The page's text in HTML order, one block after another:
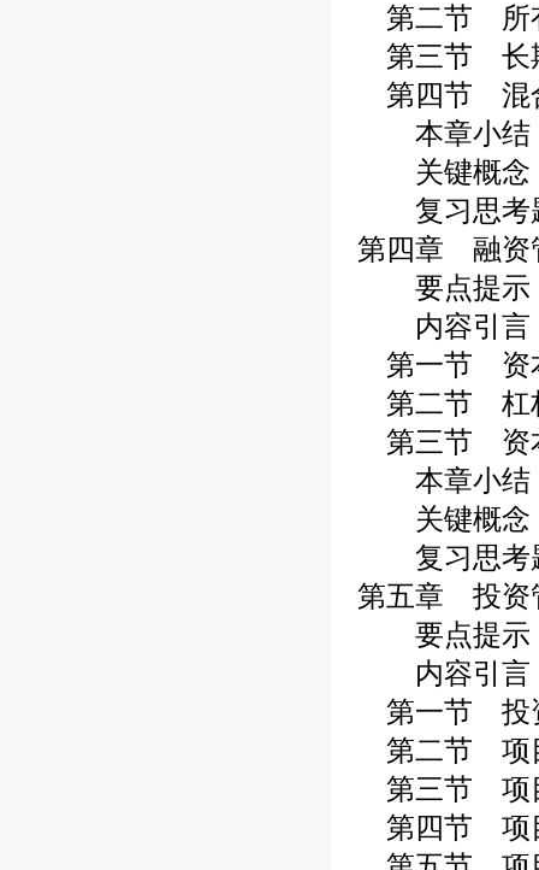
第二节 所
第三节 长
第四节 混
本章小结
关键概念
复习思考
第四章 融资
要点提示
内容引言
第一节 资
第二节 杠
第三节 资
本章小结
关键概念
复习思考
第五章 投资
要点提示
内容引言
第一节 投
第二节 项
第三节 项
第四节 项